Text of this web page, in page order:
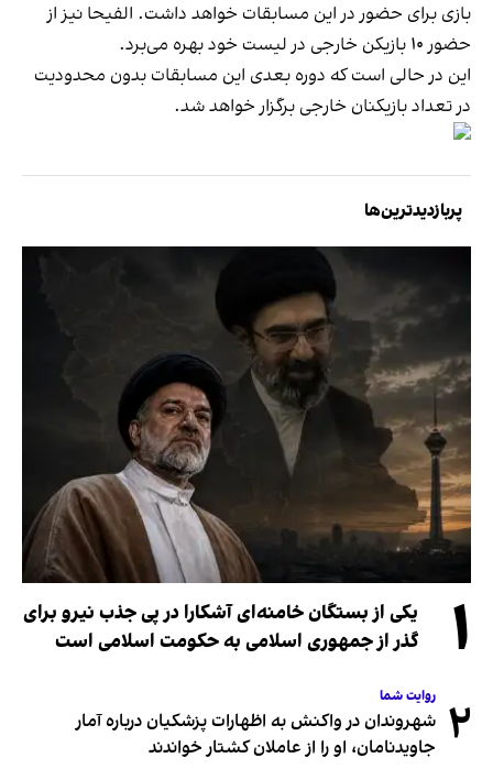
بازی برای حضور در این مسابقات خواهد داشت. الفیحا نیز از
حضور ۱۰ بازیکن خارجی در لیست خود بهره می‌برد.
این در حالی است که دوره بعدی این مسابقات بدون محدودیت
در تعداد بازیکنان خارجی برگزار خواهد شد.
پربازدیدترین‌ها
۱
یکی از بستگان خامنه‌ای آشکارا در پی جذب نیرو برای
گذر از جمهوری اسلامی به حکومت اسلامی است
۲ روایت شما
شهروندان در واکنش به اظهارات پزشکیان درباره آمار
جاویدنامان، او را از عاملان کشتار خواندند